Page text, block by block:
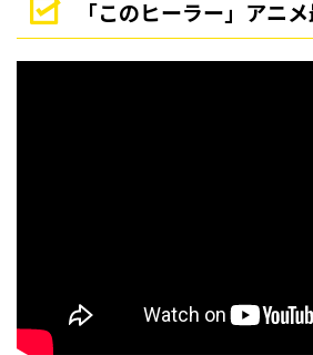
「このヒーラー」アニ